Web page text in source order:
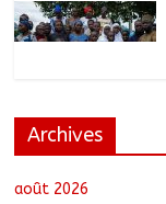
Archives
août 2026